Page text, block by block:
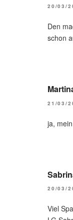
20/03/
Den
schon
21/03/
ja,
20/03/
Viel